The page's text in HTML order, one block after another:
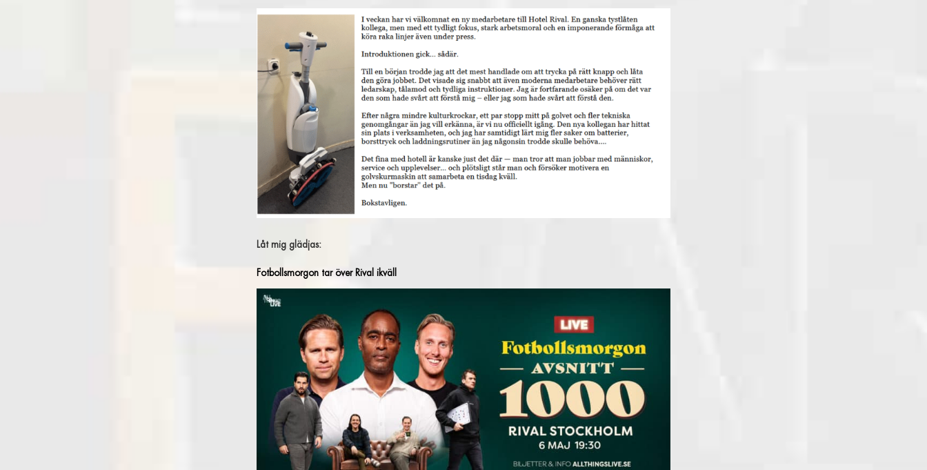
Låt mig glädjas:
Fotbollsmorgon tar över Rival ikväll